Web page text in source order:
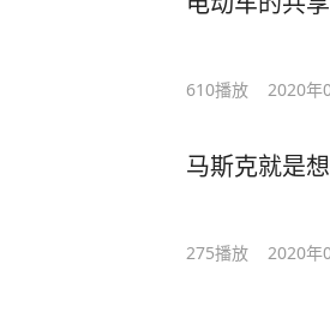
610播放 2020年
马斯克就是
275播放 2020年